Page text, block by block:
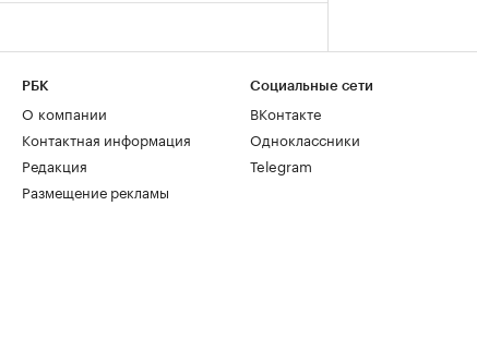
РБК
О компании
Контактная информация
Редакция
Размещение рекламы
Социальные сети
ВКонтакте
Одноклассники
Telegram